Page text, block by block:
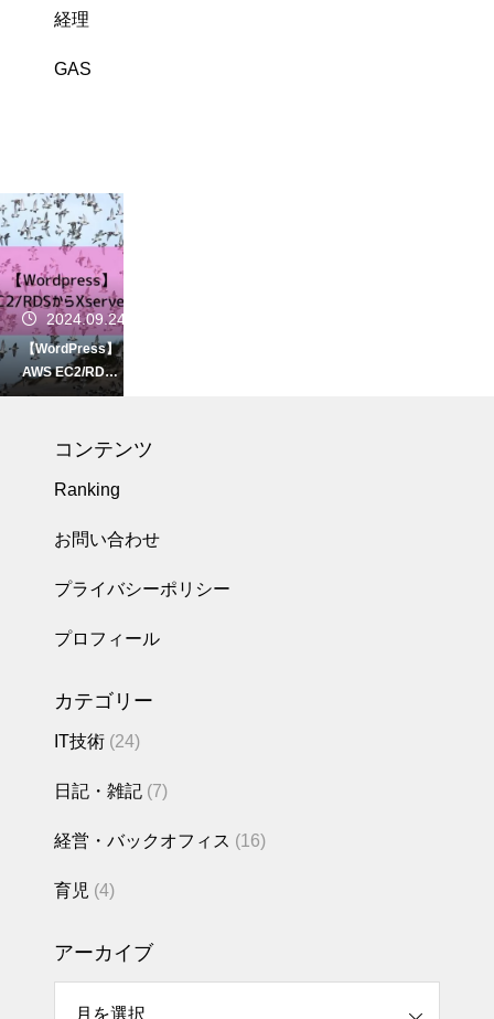
経理
GAS
2024.09.24
【WordPress】
AWS EC2/RDS
で自前構築した
へ移行した
Google Workspa
WSマネジメント
グイン（画像付
大容量ファイル
（fsutilコマンド,
HULFT集信後ジ
ョブ失敗時の動
き（備忘）
コンテンツ
Ranking
お問い合わせ
プライバシーポリシー
プロフィール
カテゴリー
IT技術 (24)
日記・雑記 (7)
経営・バックオフィス (16)
育児 (4)
アーカイブ